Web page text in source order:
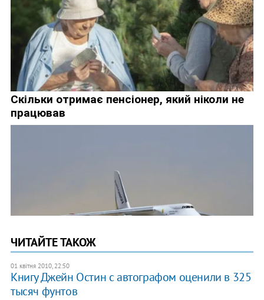
ЧИТАЙТЕ ТАКОЖ
01 квітня 2010, 22:50
Книгу Джейн Остин с автографом оценили в 325
тысяч фунтов